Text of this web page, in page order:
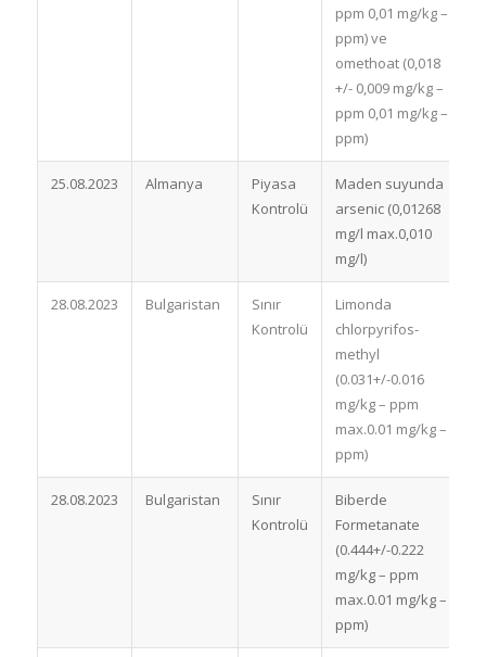
ppm 0,01 mg/kg –
ppm) ve
omethoat (0,018
+/- 0,009 mg/kg –
ppm 0,01 mg/kg –
ppm)
25.08.2023 Almanya
Piyasa
Kontrolü
Maden suyunda
arsenic (0,01268
mg/l max.0,010
mg/l)
28.08.2023 Bulgaristan
Sınır
Kontrolü
Limonda
chlorpyrifos-
methyl
(0.031+/-0.016
mg/kg – ppm
max.0.01 mg/kg –
ppm)
28.08.2023 Bulgaristan
Sınır
Kontrolü
Biberde
Formetanate
(0.444+/-0.222
mg/kg – ppm
max.0.01 mg/kg –
ppm)